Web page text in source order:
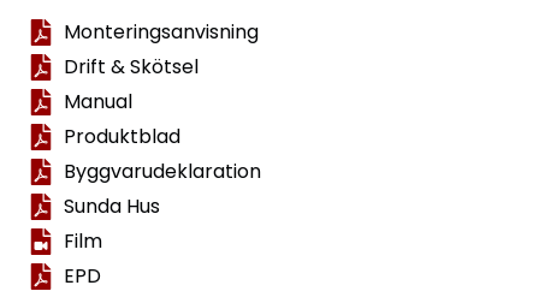
Monteringsanvisning
Drift & Skötsel
Manual
Produktblad
Byggvarudeklaration
Sunda Hus
Film
EPD